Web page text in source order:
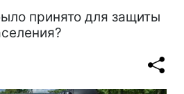
принято для защиты